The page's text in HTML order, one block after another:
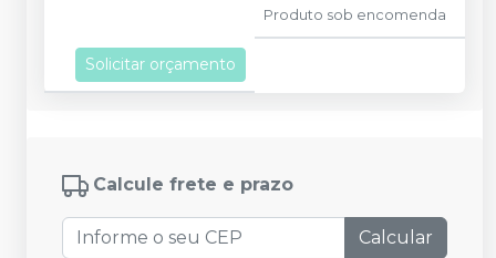
Produto sob encomenda
Solicitar orçamento
Calcule frete e prazo
Calcular